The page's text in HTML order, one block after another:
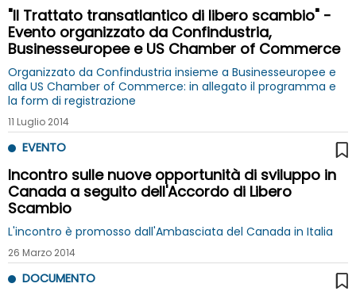
"Il Trattato transatlantico di libero scambio" -
Evento organizzato da Confindustria,
Businesseuropee e US Chamber of Commerce
Organizzato da Confindustria insieme a Businesseuropee e
alla US Chamber of Commerce: in allegato il programma e
la form di registrazione
11 Luglio 2014
EVENTO
Incontro sulle nuove opportunità di sviluppo in
Canada a seguito dell'Accordo di Libero
Scambio
L'incontro è promosso dall'Ambasciata del Canada in Italia
26 Marzo 2014
DOCUMENTO